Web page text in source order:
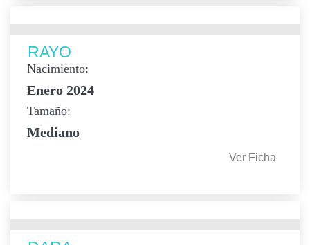
RAYO
Nacimiento:
Enero 2024
Tamaño:
Mediano
Ver Ficha